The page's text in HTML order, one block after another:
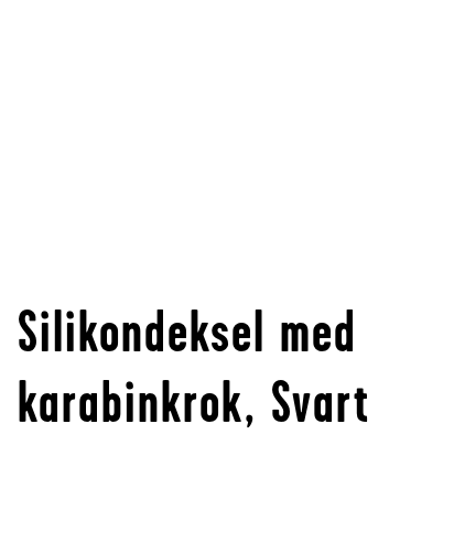
Silikondeksel med
karabinkrok, Svart